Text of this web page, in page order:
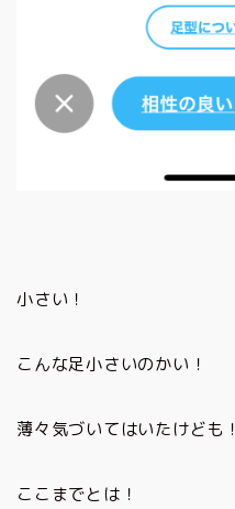
小さい！
こんな足小さいのかい！
薄々気づいてはいたけども！
ここまでとは！